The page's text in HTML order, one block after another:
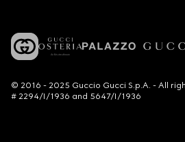
© 2016 - 2025 Guccio Gucci S.p.A. - All
# 2294/I/1936 and 5647/I/1936